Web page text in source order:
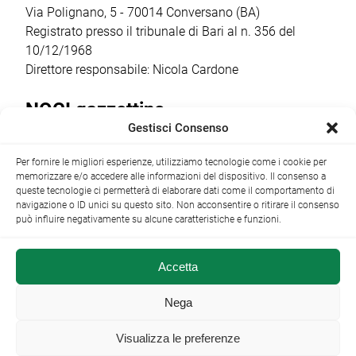
finanziamento […]Costituente […]
Via Polignano, 5 - 70014 Conversano (BA)
Registrato presso il tribunale di Bari al n. 356 del
10/12/1968
Direttore responsabile: Nicola Cardone
NOCI gazzettino
+39 080 4979274|info@nocigazzettino.it Contatti|
Archivio
NOCI gazzettino.it ©2014 •
Gestisci Consenso
Per fornire le migliori esperienze, utilizziamo tecnologie come i cookie per
memorizzare e/o accedere alle informazioni del dispositivo. Il consenso a
queste tecnologie ci permetterà di elaborare dati come il comportamento di
navigazione o ID unici su questo sito. Non acconsentire o ritirare il consenso
può influire negativamente su alcune caratteristiche e funzioni.
Accetta
Nega
Visualizza le preferenze